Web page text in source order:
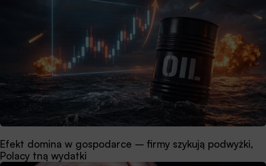
Efekt domina w gospodarce – firmy szykują podwyżki,
Polacy tną wydatki